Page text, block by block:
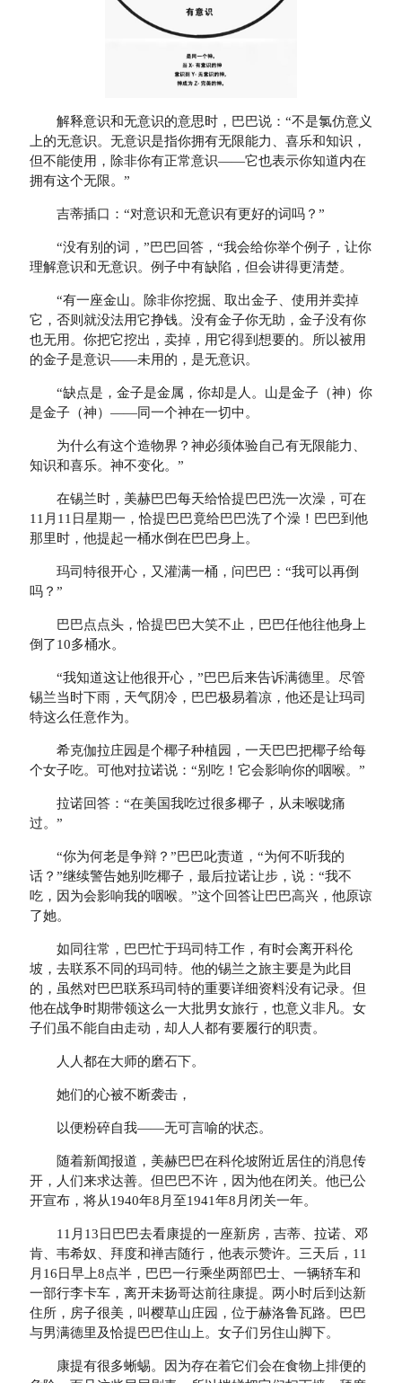
解释意识和无意识的意思时，巴巴说：“不是氯仿意义
上的无意识。无意识是指你拥有无限能力、喜乐和知识，
但不能使用，除非你有正常意识——它也表示你知道内在
拥有这个无限。”
吉蒂插口：“对意识和无意识有更好的词吗？”
“没有别的词，”巴巴回答，“我会给你举个例子，让你
理解意识和无意识。例子中有缺陷，但会讲得更清楚。
“有一座金山。除非你挖掘、取出金子、使用并卖掉
它，否则就没法用它挣钱。没有金子你无助，金子没有你
也无用。你把它挖出，卖掉，用它得到想要的。所以被用
的金子是意识——未用的，是无意识。
“缺点是，金子是金属，你却是人。山是金子（神）你
是金子（神）——同一个神在一切中。
为什么有这个造物界？神必须体验自己有无限能力、
知识和喜乐。神不变化。”
在锡兰时，美赫巴巴每天给恰提巴巴洗一次澡，可在
11月11日星期一，恰提巴巴竟给巴巴洗了个澡！巴巴到他
那里时，他提起一桶水倒在巴巴身上。
玛司特很开心，又灌满一桶，问巴巴：“我可以再倒
吗？”
巴巴点点头，恰提巴巴大笑不止，巴巴任他往他身上
倒了10多桶水。
“我知道这让他很开心，”巴巴后来告诉满德里。尽管
锡兰当时下雨，天气阴冷，巴巴极易着凉，他还是让玛司
特这么任意作为。
希克伽拉庄园是个椰子种植园，一天巴巴把椰子给每
个女子吃。可他对拉诺说：“别吃！它会影响你的咽喉。”
拉诺回答：“在美国我吃过很多椰子，从未喉咙痛
过。”
“你为何老是争辩？”巴巴叱责道，“为何不听我的
话？”继续警告她别吃椰子，最后拉诺让步，说：“我不
吃，因为会影响我的咽喉。”这个回答让巴巴高兴，他原谅
了她。
如同往常，巴巴忙于玛司特工作，有时会离开科伦
坡，去联系不同的玛司特。他的锡兰之旅主要是为此目
的，虽然对巴巴联系玛司特的重要详细资料没有记录。但
他在战争时期带领这么一大批男女旅行，也意义非凡。女
子们虽不能自由走动，却人人都有要履行的职责。
人人都在大师的磨石下。
她们的心被不断袭击，
以便粉碎自我——无可言喻的状态。
随着新闻报道，美赫巴巴在科伦坡附近居住的消息传
开，人们来求达善。但巴巴不许，因为他在闭关。他已公
开宣布，将从1940年8月至1941年8月闭关一年。
11月13日巴巴去看康提的一座新房，吉蒂、拉诺、邓
肯、韦希奴、拜度和禅吉随行，他表示赞许。三天后，11
月16日早上8点半，巴巴一行乘坐两部巴士、一辆轿车和
一部行李卡车，离开未扬哥达前往康提。两小时后到达新
住所，房子很美，叫樱草山庄园，位于赫洛鲁瓦路。巴巴
与男满德里及恰提巴巴住山上。女子们另住山脚下。
康提有很多蜥蜴。因为存在着它们会在食物上排便的